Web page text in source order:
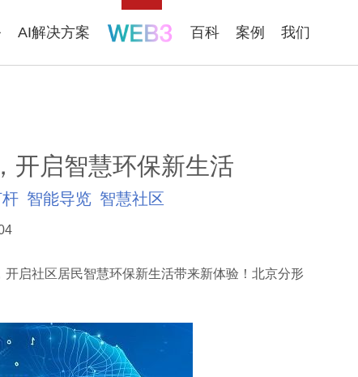
AI解决方案 百科 案例 我们
开启智慧环保新生活
智能导览 智慧社区
启社区居民智慧环保新生活带来新体验！北京分形